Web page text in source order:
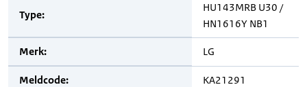
Type:
HU143MRB U30 /
HN1616Y NB1
Merk: LG
Meldcode: KA21291